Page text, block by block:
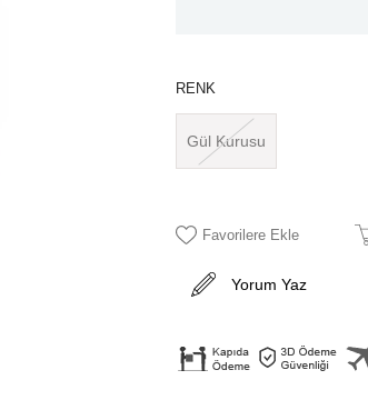
RENK
Gül Kurusu
Favorilere Ekle
Yorum Yaz